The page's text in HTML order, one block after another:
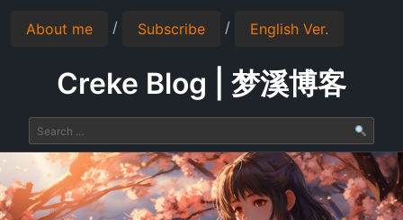
About me / Subscribe / English Ver.
Creke Blog | 梦溪博客